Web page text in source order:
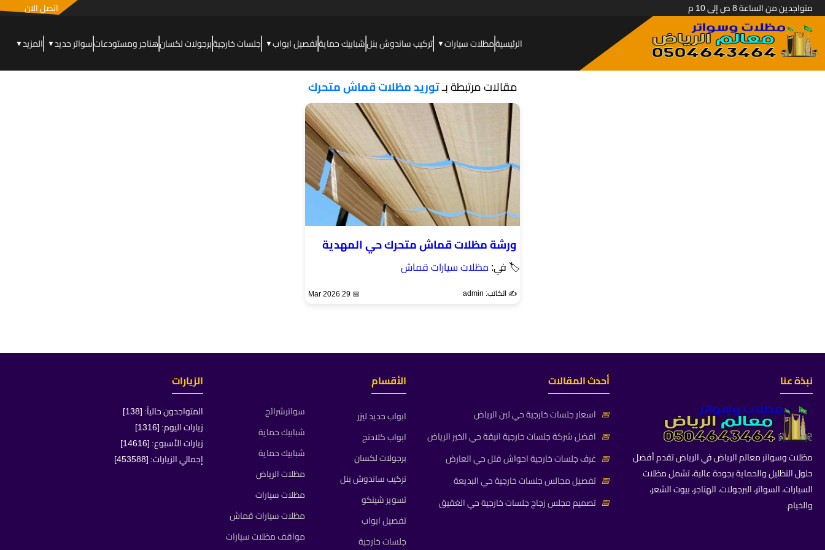
متواجدين من الساعة 8 ص إلى 10 م اتصل الان
الرئيسيةمظلات سيارات▼ تركيب ساندوش بنلشبابيك حمايةتفصيل ابواب▼ جلسات خارجيةبرجولات لكسانهناجر ومستودعاتسواتر حديد▼ المزيد▼
مقالات مرتبطة بـتوريد مظلات قماش متحرك
ورشة مظلات قماش متحرك حي المهدية
🏷 في: مظلات سيارات قماش
✍️ الكاتب: admin 📅 29 Mar 2026
نبذة عنا
مظلات وسواتر معالم الرياض في الرياض تقدم أفضل
حلول التظليل والحماية بجودة عالية، تشمل مظلات
السيارات، السواتر، البرجولات، الهناجر، بيوت الشعر،
والخيام.
أحدث المقالات
📅 اسعار جلسات خارجية حي لبن الرياض
📅 افضل شركة جلسات خارجية انيقة حي الخير الرياض
📅 غرف جلسات خارجية احواش فلل حي العارض
📅 تفصيل مجالس جلسات خارجية حي البديعة
📅 تصميم مجلس زجاج جلسات خارجية حي الغقيق
الأقسام
ابواب حديد ليزر
ابواب كلادنج
برجولات لكسان
تركيب ساندوش بنل
تسوير شينكو
تفصيل ابواب
جلسات خارجية
سواترشرائح
شبابيك حماية
شبابيك حماية
مظلات الرياض
مظلات سيارات
مظلات سيارات قماش
مواقف مظلات سيارات
الزيارات
المتواجدون حالياً: [138]
زيارات اليوم: [1316]
زيارات الأسبوع: [14616]
إجمالي الزيارات: [453588]